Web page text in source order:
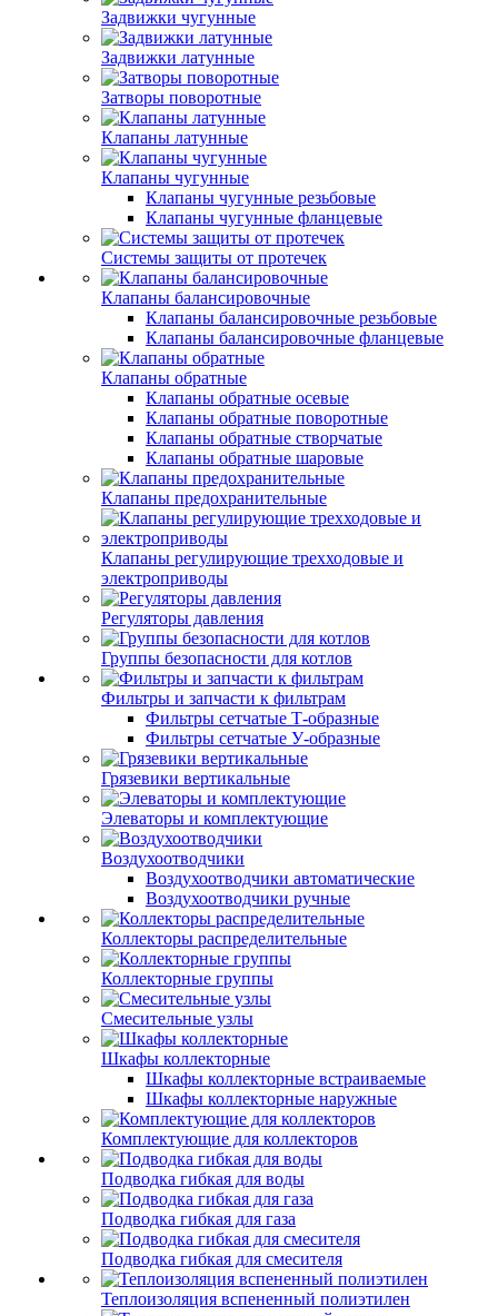
Задвижки чугунные
Задвижки латунные
Затворы поворотные
Клапаны латунные
Клапаны чугунные
Клапаны чугунные резьбовые
Клапаны чугунные фланцевые
Системы защиты от протечек
Клапаны балансировочные
Клапаны балансировочные резьбовые
Клапаны балансировочные фланцевые
Клапаны обратные
Клапаны обратные осевые
Клапаны обратные поворотные
Клапаны обратные створчатые
Клапаны обратные шаровые
Клапаны предохранительные
Клапаны регулирующие трехходовые и
электроприводы
Регуляторы давления
Группы безопасности для котлов
Фильтры и запчасти к фильтрам
Фильтры сетчатые Т-образные
Фильтры сетчатые У-образные
Грязевики вертикальные
Элеваторы и комплектующие
Воздухоотводчики
Воздухоотводчики автоматические
Воздухоотводчики ручные
Коллекторы распределительные
Коллекторные группы
Смесительные узлы
Шкафы коллекторные
Шкафы коллекторные встраиваемые
Шкафы коллекторные наружные
Комплектующие для коллекторов
Подводка гибкая для воды
Подводка гибкая для газа
Подводка гибкая для смесителя
Теплоизоляция вспененный полиэтилен